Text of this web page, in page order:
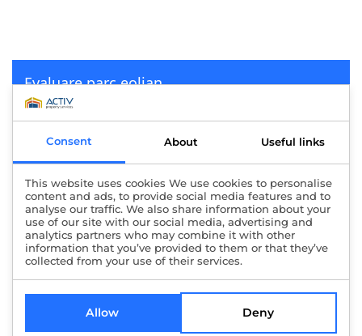
Evaluare parc eolian
Consent About Useful links
This website uses cookies We use cookies to personalise
content and ads, to provide social media features and to
analyse our traffic. We also share information about your
use of our site with our social media, advertising and
analytics partners who may combine it with other
information that you’ve provided to them or that they’ve
collected from your use of their services.
Allow Deny